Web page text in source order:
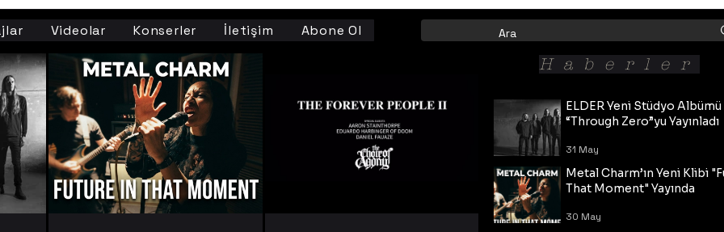
Videolar Konserler İletişim Abone Ol
ELDER Yeni Stüdyo Albümü
“Through Zero”yu Yayınladı
31 May
Metal Charm’ın Yeni Klibi
That Moment" Yayında
30 May
Haberler